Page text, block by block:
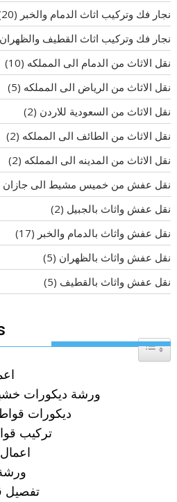
نجار فك وتركيب اثاث الدمام والخبر (20)
نجار فك وتركيب اثاث القطيف والظهران
نقل الاثاث من الدمام الى المملكه (10)
نقل الاثاث من الرياض الى المملكه (5)
نقل الاثاث من السعودية للاردن (2)
نقل الاثاث من الطائف الى المملكه (2)
نقل الاثاث من المدينه الى المملكه (2)
نقل عفش من خميس مشيط الى جازان
نقل عفش واثاث بالجبيل (2)
نقل عفش واثاث بالدمام والخبر (17)
نقل عفش واثاث بالظهران (5)
نقل عفش واثاث بالقطيف (5)
Toggle
ورشة ديكورات
ديكورات
تركيب
تفصيل